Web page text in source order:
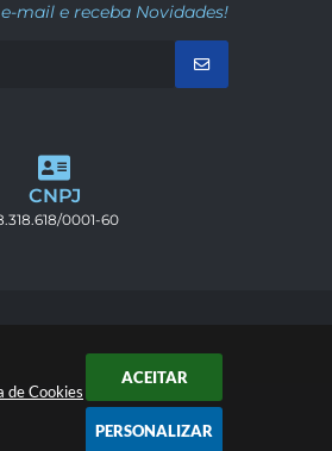
de Cookies
ACEITAR
PERSONALIZAR
mail e receba Novidades!
CNPJ
0001-60